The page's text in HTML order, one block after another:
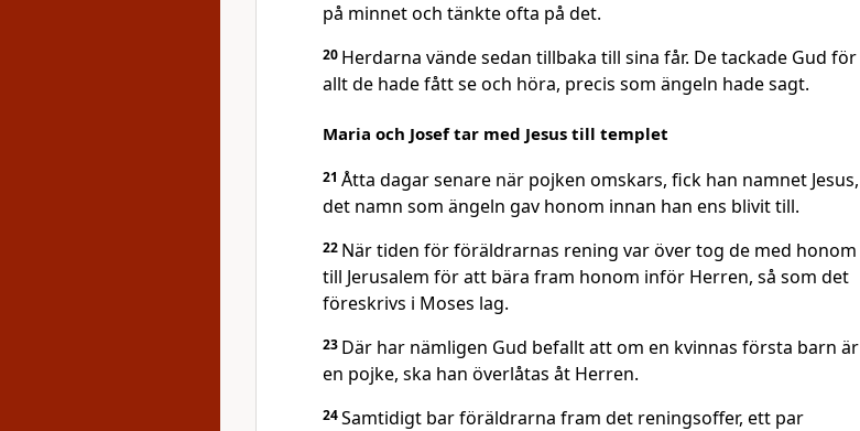
på minnet och tänkte ofta på det.
20 Herdarna vände sedan tillbaka till sina får. De tackade Gud för
allt de hade fått se och höra, precis som ängeln hade sagt.
Maria och Josef tar med Jesus till templet
21 Åtta dagar senare när pojken omskars, fick han namnet Jesus,
det namn som ängeln gav honom innan han ens blivit till.
22 När tiden för föräldrarnas rening var över tog de med honom
till Jerusalem för att bära fram honom inför Herren, så som det
föreskrivs i Moses lag.
23 Där har nämligen Gud befallt att om en kvinnas första barn är
en pojke, ska han överlåtas åt Herren.
24Samtidigt bar föräldrarna fram det reningsoffer, ett par